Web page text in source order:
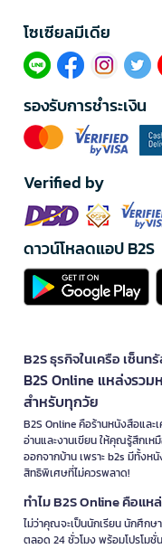
โซเซียลมีเดีย​
รองรับการชำระเงิน
Verified by
ดาวน์โหลดแอป B2S
B2S ธุรกิจในเครือ เซ็น
B2S Online แหล่งรวม
สำหรับทุกวัย
B2S Online คือร้านหนังสือและ
อ่านและงานเขียน ให้คุณรู้สึกเ
ออกจากบ้าน เพราะ b2s มีทั้ง
สิทธิพิเศษที่ไม่ควรพลาด!
ทำไม B2S Online คือแ
ไม่ว่าคุณจะเป็นนักเรียน นักศึก
ตลอด 24 ชั่วโมง พร้อมโปรโมชั่